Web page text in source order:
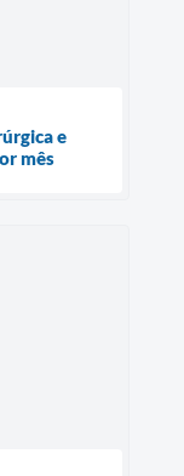
e
mês